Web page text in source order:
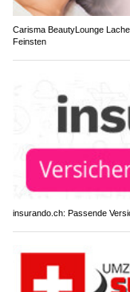
Carisma BeautyLounge
Feinsten
insurando.ch: Passende